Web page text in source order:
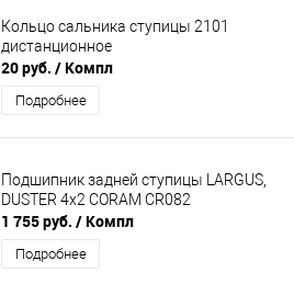
Кольцо сальника ступицы 2101
дистанционное
20 руб. / Компл
Подробнее
Подшипник задней ступицы LARGUS,
DUSTER 4x2 CORAM CR082
1 755 руб. / Компл
Подробнее